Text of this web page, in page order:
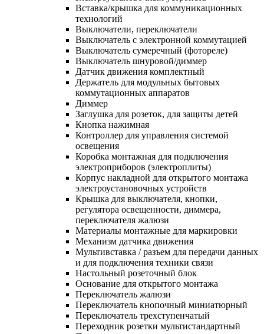
Вставка/крышка для коммуникационных
технологий
Выключатели, переключатели
Выключатель с электронной коммутацией
Выключатель сумеречный (фотореле)
Выключатель шнуровой/диммер
Датчик движения комплектный
Держатель для модульных бытовых
коммутационных аппаратов
Диммер
Заглушка для розеток, для защиты детей
Кнопка нажимная
Контроллер для управления системой
освещения
Коробка монтажная для подключения
электроприборов (электроплиты)
Корпус накладной для открытого монтажа
электроустановочных устройств
Крышка для выключателя, кнопки,
регулятора освещенности, диммера,
переключателя жалюзи
Материалы монтажные для маркировки
Механизм датчика движения
Мультивставка / разъем для передачи данных
и для подключения техники связи
Настольный розеточный блок
Основание для открытого монтажа
Переключатель жалюзи
Переключатель кнопочный миниатюрный
Переключатель трехступенчатый
Переходник розетки мультистандартный